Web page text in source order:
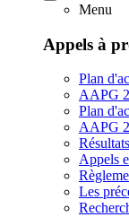
Menu
Appels à
Plan
AAPG
Plan
AAPG
Appels
Les